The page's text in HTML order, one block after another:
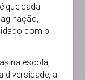
que cada
com o
na escola,
diversidade, a